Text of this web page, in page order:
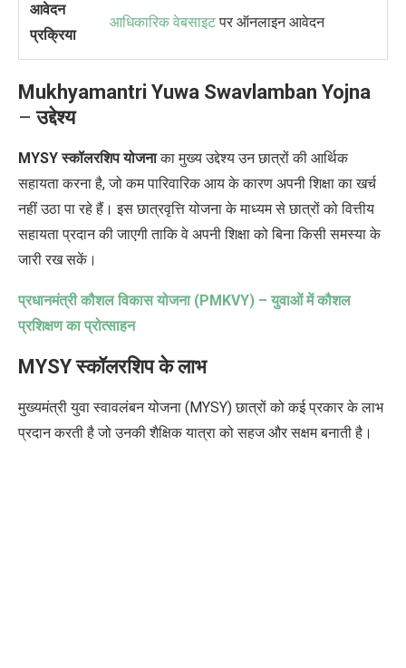
आवेदन
प्रक्रिया
आधिकारिक वेबसाइटपर ऑनलाइन आवेदन
Mukhyamantri Yuwa Swavlamban Yojna
–उद्देश्य
MYSY स्कॉलरशिप योजनाका मुख्य उद्देश्य उन छात्रों की आर्थिक
सहायता करना है, जो कम पारिवारिक आय के कारण अपनी शिक्षा का खर्च
नहीं उठा पा रहे हैं। इस छात्रवृत्ति योजना के माध्यम से छात्रों को वित्तीय
सहायता प्रदान की जाएगी ताकि वे अपनी शिक्षा को बिना किसी समस्या के
जारी रख सकें।
प्रधानमंत्री कौशल विकास योजना (PMKVY) – युवाओं में कौशल
प्रशिक्षण का प्रोत्साहन
MYSY स्कॉलरशिप के लाभ
मुख्यमंत्री युवा स्वावलंबन योजना (MYSY) छात्रों को कई प्रकार के लाभ
प्रदान करती है जो उनकी शैक्षिक यात्रा को सहज और सक्षम बनाती है।